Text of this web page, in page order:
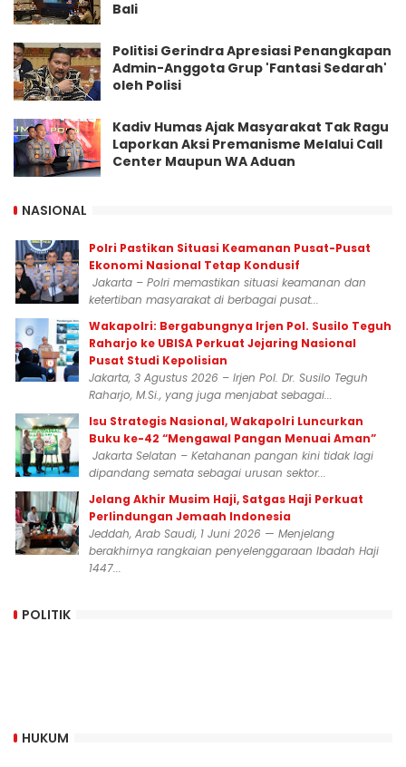
Bali
Politisi Gerindra Apresiasi Penangkapan
Admin-Anggota Grup 'Fantasi Sedarah'
oleh Polisi
Kadiv Humas Ajak Masyarakat Tak Ragu
Laporkan Aksi Premanisme Melalui Call
Center Maupun WA Aduan
NASIONAL
Polri Pastikan Situasi Keamanan Pusat-Pusat
Ekonomi Nasional Tetap Kondusif
Jakarta – Polri memastikan situasi keamanan dan
ketertiban masyarakat di berbagai pusat...
Wakapolri: Bergabungnya Irjen Pol. Susilo Teguh
Raharjo ke UBISA Perkuat Jejaring Nasional
Pusat Studi Kepolisian
Jakarta, 3 Agustus 2026 – Irjen Pol. Dr. Susilo Teguh
Raharjo, M.Si., yang juga menjabat sebagai...
Isu Strategis Nasional, Wakapolri Luncurkan
Buku ke-42 “Mengawal Pangan Menuai Aman”
Jakarta Selatan – Ketahanan pangan kini tidak lagi
dipandang semata sebagai urusan sektor...
Jelang Akhir Musim Haji, Satgas Haji Perkuat
Perlindungan Jemaah Indonesia
Jeddah, Arab Saudi, 1 Juni 2026 — Menjelang
berakhirnya rangkaian penyelenggaraan Ibadah Haji
1447...
POLITIK
HUKUM